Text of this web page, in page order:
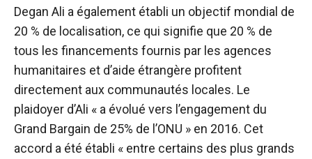
Degan Ali a également établi un objectif mondial de
20 % de localisation, ce qui signifie que 20 % de
tous les financements fournis par les agences
humanitaires et d’aide étrangère profitent
directement aux communautés locales. Le
plaidoyer d’Ali « a évolué vers l’engagement du
Grand Bargain de 25% de l’ONU » en 2016. Cet
accord a été établi « entre certains des plus grands